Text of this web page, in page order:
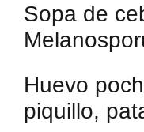
Sopa de
Huevo
piquillo,